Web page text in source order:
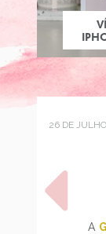
26 DE
A